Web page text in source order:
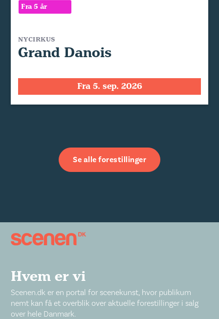
Fra 5 år
NYCIRKUS
Grand Danois
Fra 5. sep. 2026
Se alle forestillinger
Hvem er vi
Scenen.dk er en portal for scenekunst, hvor publikum
nemt kan få et overblik over aktuelle forestillinger i salg
over hele Danmark.